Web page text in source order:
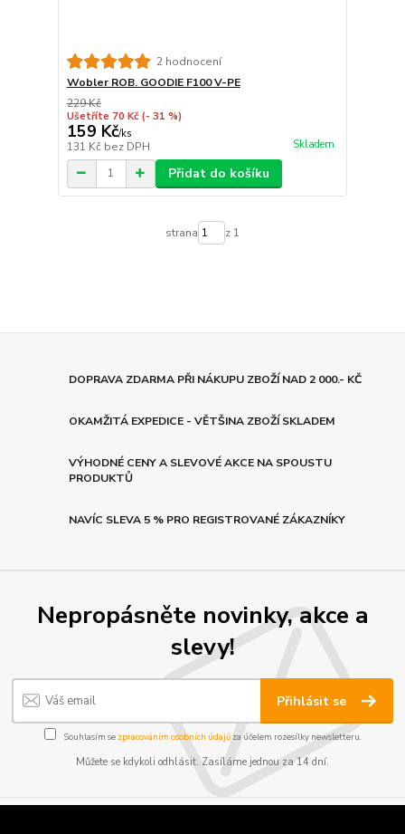
2 hodnocení
Wobler ROB. GOODIE F100 V-PE
229 Kč
Ušetříte 70 Kč (- 31 %)
159 Kč/ks
131 Kč bez DPH Skladem
Přidat do košíku
strana z 1
DOPRAVA ZDARMA PŘI NÁKUPU ZBOŽÍ NAD 2 000.- KČ
OKAMŽITÁ EXPEDICE - VĚTŠINA ZBOŽÍ SKLADEM
VÝHODNÉ CENY A SLEVOVÉ AKCE NA SPOUSTU
PRODUKTŮ
NAVÍC SLEVA 5 % PRO REGISTROVANÉ ZÁKAZNÍKY
Nepropásněte novinky, akce a
slevy!
Přihlásit se
Souhlasím se zpracováním osobních údajůza účelem rozesílky newsletteru.
Můžete se kdykoli odhlásit. Zasíláme jednou za 14 dní.